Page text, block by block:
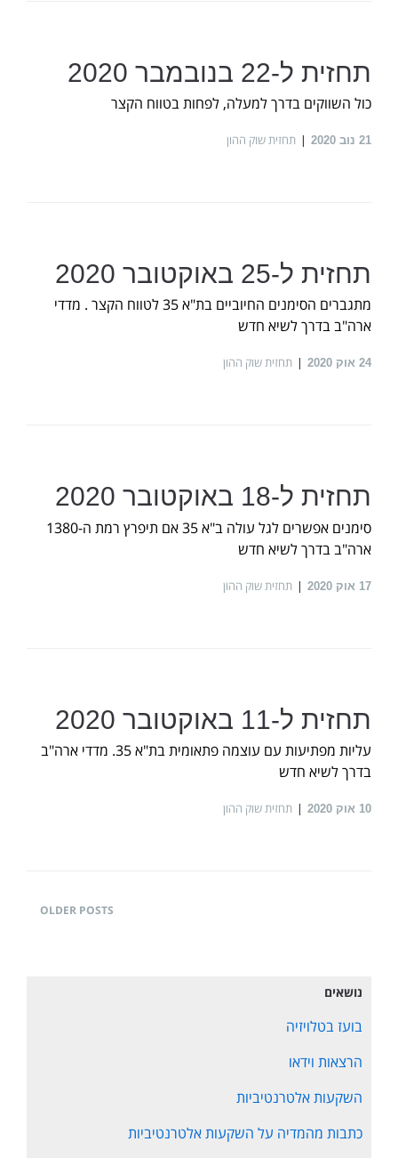
תחזית ל-22 בנובמבר 2020
כול השווקים בדרך למעלה, לפחות בטווח הקצר
21 נוב 2020 תחזית שוק ההון
תחזית ל-25 באוקטובר 2020
מתגברים הסימנים החיוביים בת"א 35 לטווח הקצר . מדדי
ארה"ב בדרך לשיא חדש
24 אוק 2020 תחזית שוק ההון
תחזית ל-18 באוקטובר 2020
סימנים אפשרים לגל עולה ב"א 35 אם תיפרץ רמת ה-1380
ארה"ב בדרך לשיא חדש
17 אוק 2020 תחזית שוק ההון
תחזית ל-11 באוקטובר 2020
עליות מפתיעות עם עוצמה פתאומית בת"א 35. מדדי ארה"ב
בדרך לשיא חדש
10 אוק 2020 תחזית שוק ההון
OLDER POSTS
נושאים
בועז בטלויזיה
הרצאות וידאו
השקעות אלטרנטיביות
כתבות מהמדיה על השקעות אלטרנטיביות